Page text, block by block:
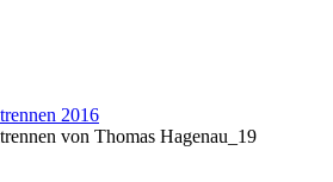
2016
von Thomas Hagenau_19